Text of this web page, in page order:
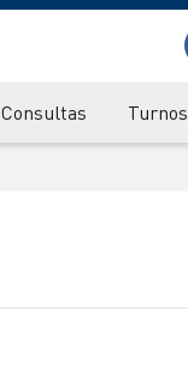
Consultas Turnos